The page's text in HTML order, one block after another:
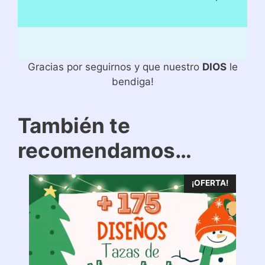
Gracias por seguirnos y que nuestro DIOSle
bendiga!
También te
recomendamos…
¡OFERTA!